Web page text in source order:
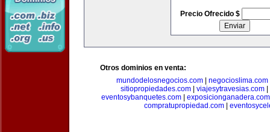
Precio Ofrecido $
Otros dominios en venta:
mundodelosnegocios.com| negocioslima.com
sitiopropiedades.com| viajesytravesias.com|
eventosybanquetes.com| exposicionganadera.com
compratupropiedad.com